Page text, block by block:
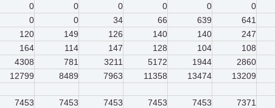
0 0 0 0 0 0
0 0 34 66 639 641
120 149 126 140 140 247
164 114 147 128 104 108
4308 781 3211 5172 1944 2860
12799 8489 7963 11358 13474 13209
7453 7453 7453 7453 7453 7371